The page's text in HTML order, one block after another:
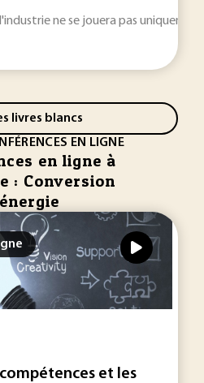
ne se jouera pas
livres blancs
EN LIGNE
en ligne à
: Conversion
et les